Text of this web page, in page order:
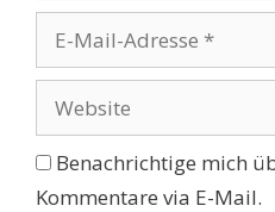
Mail-
Adresse
Benachrichtige mich
Kommentare via E-Mail.